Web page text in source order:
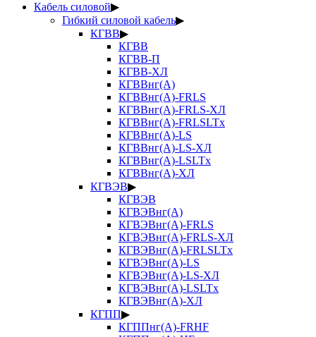
Кабель силовой▶
Гибкий силовой кабель▶
КГВВ▶
КГВВ
КГВВ-П
КГВВ-ХЛ
КГВВнг(А)
КГВВнг(А)-FRLS
КГВВнг(А)-FRLS-ХЛ
КГВВнг(А)-FRLSLTx
КГВВнг(А)-LS
КГВВнг(А)-LS-ХЛ
КГВВнг(А)-LSLTx
КГВВнг(А)-ХЛ
КГВЭВ▶
КГВЭВ
КГВЭВнг(А)
КГВЭВнг(А)-FRLS
КГВЭВнг(А)-FRLS-ХЛ
КГВЭВнг(А)-FRLSLTx
КГВЭВнг(А)-LS
КГВЭВнг(А)-LS-ХЛ
КГВЭВнг(А)-LSLTx
КГВЭВнг(А)-ХЛ
КГПП▶
КГППнг(А)-FRHF